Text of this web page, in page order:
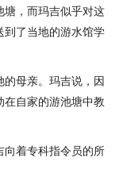
塘，而玛吉似乎对这
到了当地的游水馆学
母亲。玛吉说，因
在自家的游池塘中教
向着专科指令员的所